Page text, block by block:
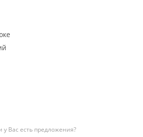
Вас есть предложения?